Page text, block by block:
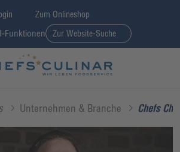
Zum Onlineshop
Funktionen Zur Website-Suche
Unternehmen & Branche Chefs